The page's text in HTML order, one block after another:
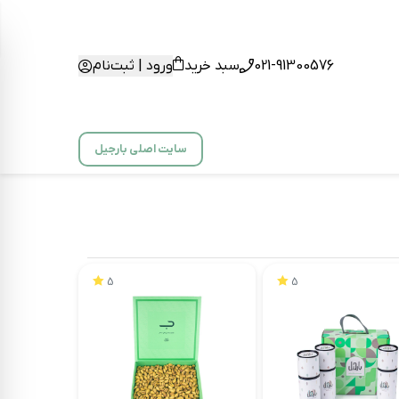
021-91300576 سبد خرید ورود | ثبت‌نام
سایت اصلی بارجیل
5
5